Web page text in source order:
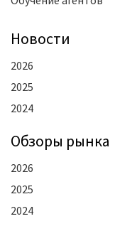
Новости
2026
2025
2024
Oбзоры рынка
2026
2025
2024